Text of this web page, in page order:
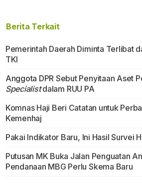
Berita Terkait
Pemerintah Daerah Diminta Terlibat
TKI
Anggota DPR Sebut Penyitaan Aset
Specialistdalam RUU PA
Komnas Haji Beri Catatan untuk
Kemenhaj
Pakai Indikator Baru, Ini Hasil Survei
Putusan MK Buka Jalan Penguatan
Pendanaan MBG Perlu Skema Baru